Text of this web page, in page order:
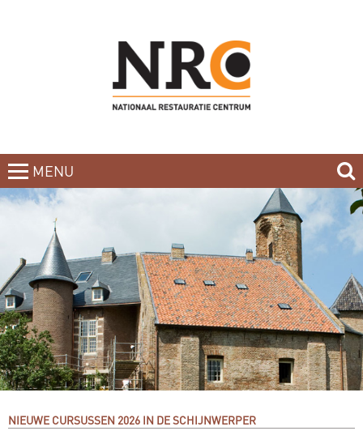
MENU
CLOSE
HOME
CURSUSAANBOD
BOEKEN
OVER DE DOCENTEN
INCOMPANY-CURSUS
BLOG
NIEUWSBRIEF
CONTACT
OVER ONS
PARTNERS
NIEUWE CURSUSSEN 2026 IN DE SCHIJNWERPER